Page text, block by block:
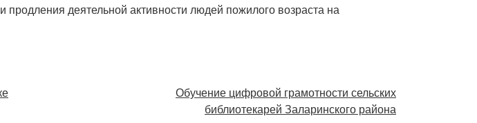
продления деятельной активности людей пожилого возраста на
Обучение цифровой грамотности сельских
библиотекарей Заларинского района